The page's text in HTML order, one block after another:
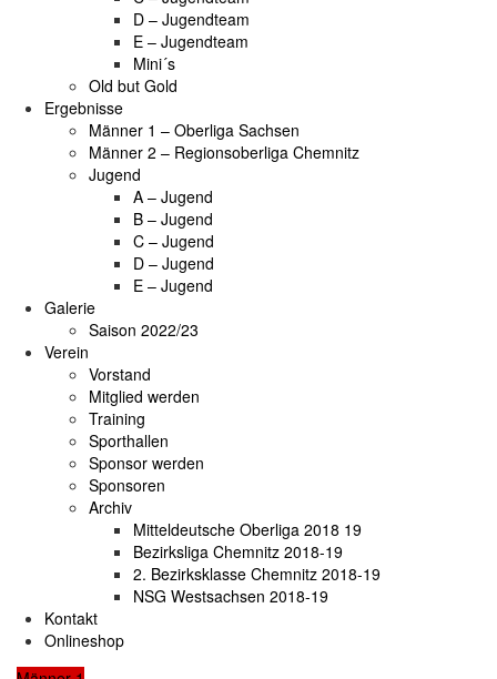
D – Jugendteam
E – Jugendteam
Mini´s
Old but Gold
Ergebnisse
Männer 1 – Oberliga Sachsen
Männer 2 – Regionsoberliga Chemnitz
Jugend
A – Jugend
B – Jugend
C – Jugend
D – Jugend
E – Jugend
Galerie
Saison 2022/23
Verein
Vorstand
Mitglied werden
Training
Sporthallen
Sponsor werden
Sponsoren
Archiv
Mitteldeutsche Oberliga 2018 19
Bezirksliga Chemnitz 2018-19
2. Bezirksklasse Chemnitz 2018-19
NSG Westsachsen 2018-19
Kontakt
Onlineshop